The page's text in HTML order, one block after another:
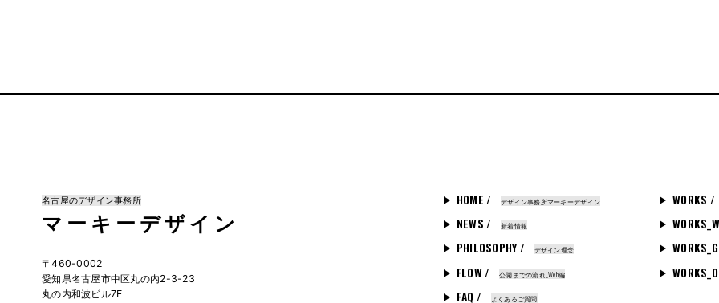
HOME / デザイン事務所マーキーデザイン
NEWS / 新着情報
PHILOSOPHY / デザイン理念
FLOW / 公開までの流れ_Web編
FAQ / よくあるご質問
WORKS /
名古屋のデザイン事務所
マーキーデザイン
〒460-0002
愛知県名古屋市中区丸の内2-3-23
丸の内和波ビル7F